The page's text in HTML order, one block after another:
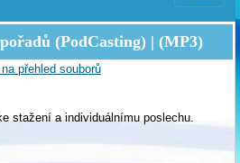
(PodCasting) | (MP3)
přehled souborů
stažení a individuálnímu poslechu.